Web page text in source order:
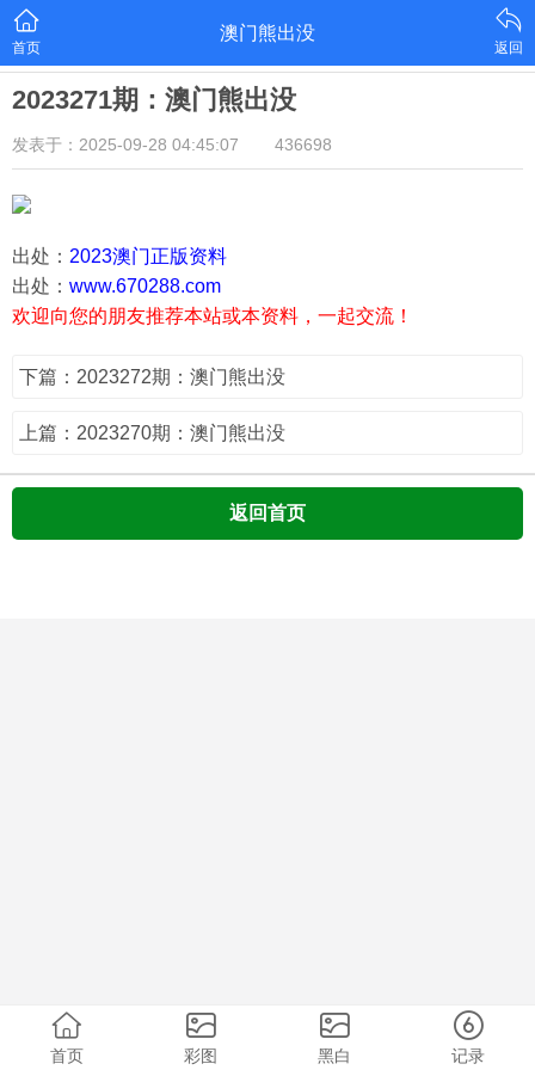
首页
澳门熊出没
返回
2023271期：澳门熊出没
发表于：2025-09-28 04:45:07 436698
出处： 2023澳门正版资料
出处： www.670288.com
欢迎向您的朋友推荐本站或本资料，一起交流！
下篇：2023272期：澳门熊出没
上篇：2023270期：澳门熊出没
返回首页
首页 彩图 黑白 记录